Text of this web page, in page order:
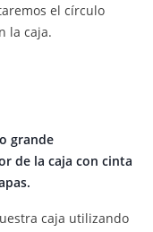
el círculo
la caja.
grande
de la caja con cinta
caja utilizando